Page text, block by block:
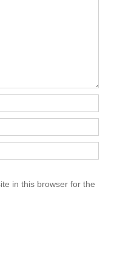
in this browser for the